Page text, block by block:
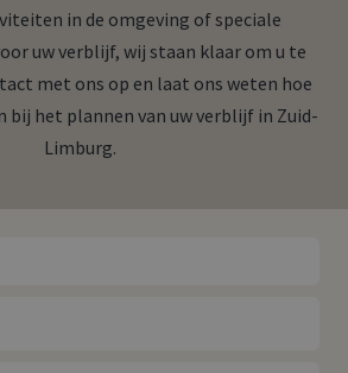
in de omgeving of speciale
uw verblijf, wij staan klaar om u te
met ons op en laat ons weten hoe
bij het plannen van uw verblijf in Zuid-
Limburg.